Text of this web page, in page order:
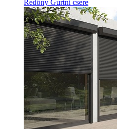
Redőny Gurtni csere